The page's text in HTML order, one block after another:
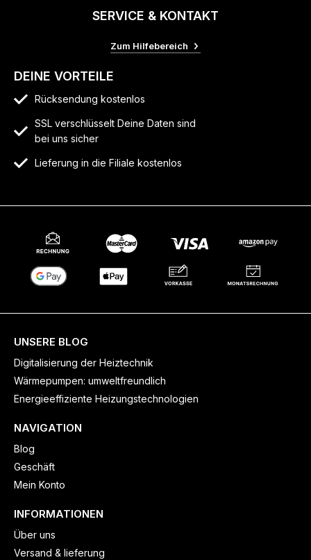
SERVICE & KONTAKT
Zum Hilfebereich
DEINE VORTEILE
Rücksendung kostenlos
SSL verschlüsselt Deine Daten sind
bei uns sicher
Lieferung in die Filiale kostenlos
UNSERE BLOG
Digitalisierung der Heiztechnik
Wärmepumpen: umweltfreundlich
Energieeffiziente Heizungstechnologien
NAVIGATION
Blog
Geschäft
Mein Konto
INFORMATIONEN
Über uns
Versand & lieferung